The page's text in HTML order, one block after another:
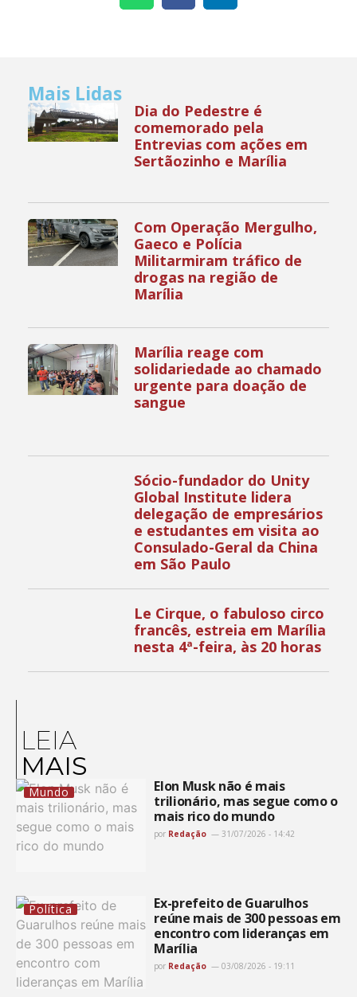
Mais Lidas
Dia do Pedestre é
comemorado pela
Entrevias com ações em
Sertãozinho e Marília
Com Operação Mergulho,
Gaeco e Polícia
Militarmiram tráfico de
drogas na região de
Marília
Marília reage com
solidariedade ao chamado
urgente para doação de
sangue
Sócio-fundador do Unity
Global Institute lidera
delegação de empresários
e estudantes em visita ao
Consulado-Geral da China
em São Paulo
Le Cirque, o fabuloso circo
francês, estreia em Marília
nesta 4ª-feira, às 20 horas
LEIA
MAIS
Mundo
Elon Musk não é mais
trilionário, mas segue como o
mais rico do mundo
por Redação 31/07/2026 - 14:42
Política
Ex-prefeito de Guarulhos
reúne mais de 300 pessoas em
encontro com lideranças em
Marília
por Redação 03/08/2026 - 19:11